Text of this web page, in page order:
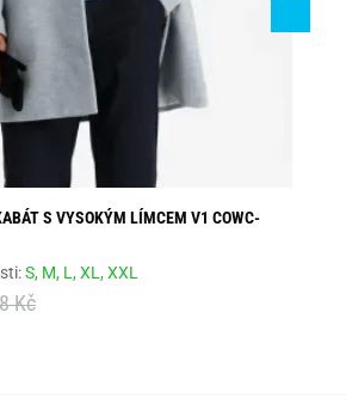
S VYSOKÝM LÍMCEM V1 COWC-
S, M, L,XL,XXL
Kč